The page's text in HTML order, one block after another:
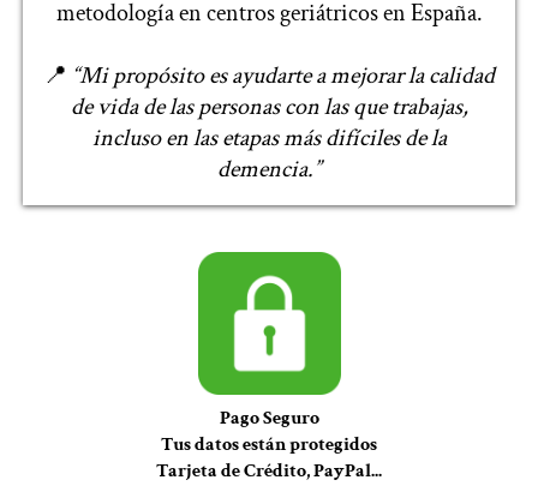
metodología en centros geriátricos en España.
📍 “Mi propósito es ayudarte a mejorar la calidad
de vida de las personas con las que trabajas,
incluso en las etapas más difíciles de la
demencia.”
Pago Seguro
Tus datos están protegidos
Tarjeta de Crédito, PayPal...